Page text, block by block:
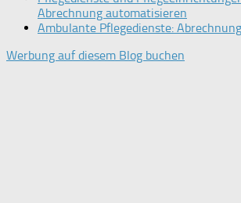
Abrechnung automatisieren
Ambulante Pflegedienste:
Werbung auf diesem Blog buchen